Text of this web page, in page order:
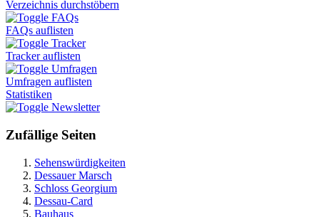
Verzeichnis durchstöbern
FAQs
FAQs auflisten
Tracker
Tracker auflisten
Umfragen
Umfragen auflisten
Statistiken
Newsletter
Zufällige Seiten
Sehenswürdigkeiten
Dessauer Marsch
Schloss Georgium
Dessau-Card
Bauhaus